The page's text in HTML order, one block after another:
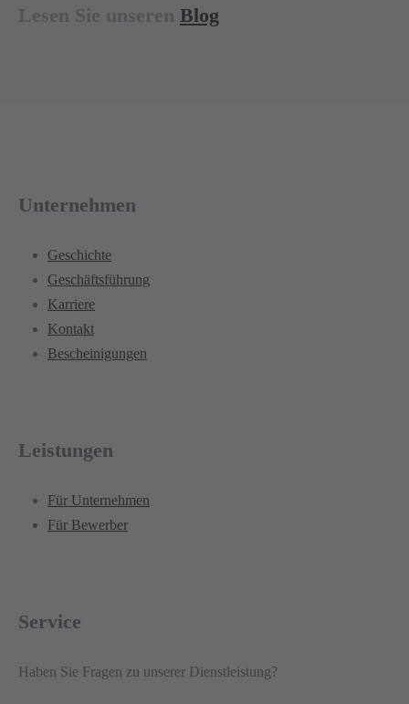
Blog
Unternehmen
Geschichte
Geschäftsführung
Karriere
Kontakt
Bescheinigungen
Leistungen
Für Unternehmen
Für Bewerber
Service
Haben Sie Fragen zu unserer Dienstleistung?